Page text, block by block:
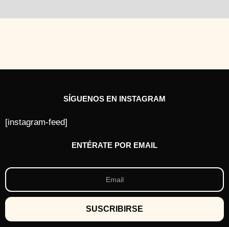
SÍGUENOS EN INSTAGRAM
[instagram-feed]
ENTÉRATE POR EMAIL